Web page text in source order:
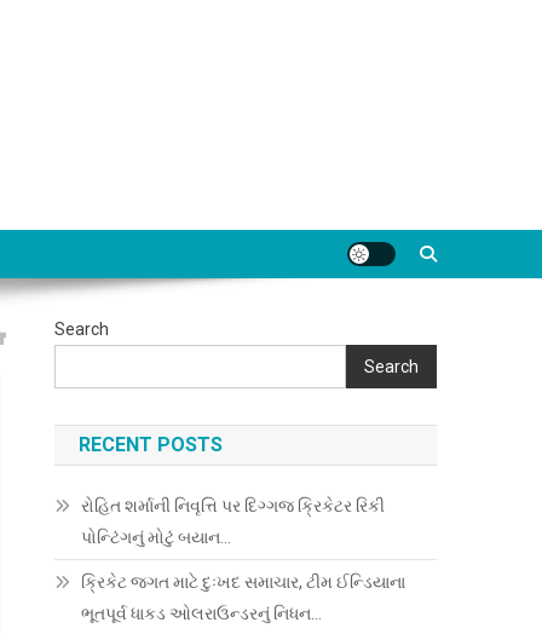
Search
Search
RECENT POSTS
રોહિત શર્માની નિવૃત્તિ પર દિગ્ગજ ક્રિકેટર રિકી
પોન્ટિંગનું મોટું બયાન…
ક્રિકેટ જગત માટે દુઃખદ સમાચાર, ટીમ ઈન્ડિયાના
ભૂતપૂર્વ ધાકડ ઓલરાઉન્ડરનું નિધન…